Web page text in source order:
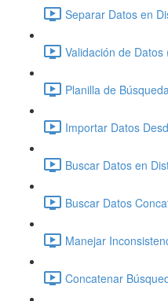
Separar Datos en
Validación de Datos
Planilla de
Importar Datos
Buscar Datos en
Buscar Datos
Manejar
Concatenar